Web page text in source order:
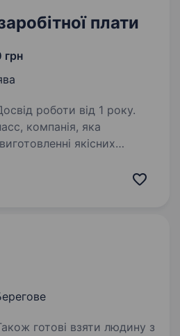
плати
грн
роботи від 1 року.
компанія, яка
якісних
на Закарпатті. Якщо
готові взяти людину з